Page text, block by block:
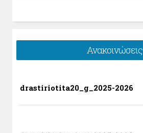
Ανακοινώσεις
drastiriotita20_g_2025-2026